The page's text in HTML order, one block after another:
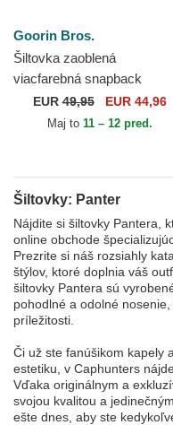
Goorin Bros.
Šiltovka zaoblená
viacfarebná snapback
Panther Verry Dapper The
Farm Goorin Bros.
EUR49,95 EUR 44,96
Maj to 11 – 12 pred.
Šiltovky: Panter
Nájdite si šiltovky Pantera,
online obchode
Prezrite si náš rozsiahly
štýlov, ktoré doplnia váš
šiltovky Pantera sú
pohodlné a odolné
príležitosti.
Či už ste fanúšikom kapely
estetiku, v Caphunters
Vďaka originálnym a
svojou kvalitou a
ešte dnes, aby ste